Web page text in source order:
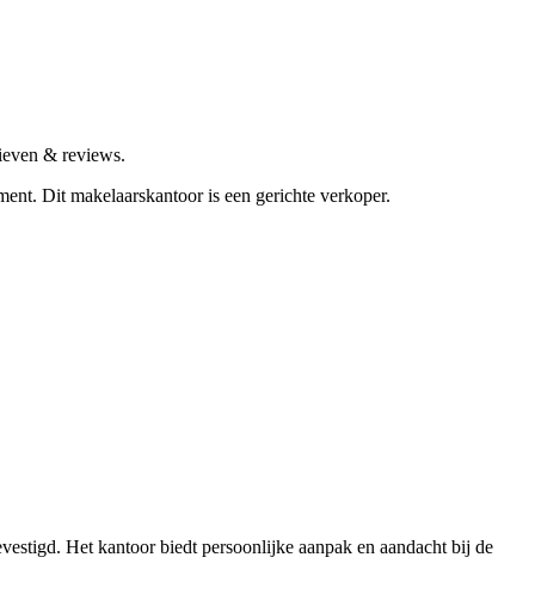
& reviews.
Dit makelaarskantoor is een gerichte verkoper.
Het kantoor biedt persoonlijke aanpak en aandacht bij de